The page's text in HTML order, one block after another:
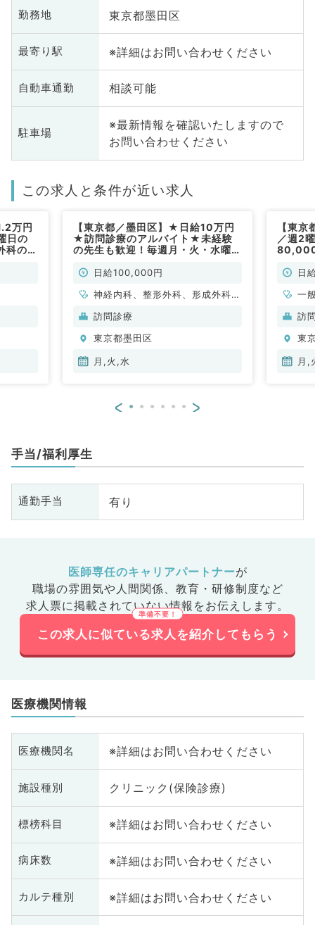
勤務地 東京都墨田区
最寄り駅 ※詳細はお問い合わせください
自動車通勤 相談可能
駐車場
※最新情報を確認いたしますので
お問い合わせください
この求人と条件が近い求人
万円
日の
科の混
【東京都／墨田区】★日給10万円
★訪問診療のアルバイト★未経験
の先生も歓迎！毎週月・火・水曜日
リニック♪（内科系,外科系／非常
日給100,000円
神経内科、整形外科、形成外科、
脳神経外科、呼吸器外科、心臓血
呼吸器内科、消化器内科、内分
泌・代謝内科、腎臓内科、老年内
原病科
訪問診療
東京都墨田区
月,火,水
【東
／週2
80,000
日
一
訪
東
月,
< >
手当/福利厚生
通勤手当 有り
医師専任のキャリアパートナーが
職場の雰囲気や人間関係、 教育・研修制度など
求人票に掲載されていない情報をお伝えします。
この求人に似ている求人を紹介してもらう
医療機関情報
医療機関名 ※詳細はお問い合わせください
施設種別 クリニック(保険診療)
標榜科目 ※詳細はお問い合わせください
病床数 ※詳細はお問い合わせください
カルテ種別 ※詳細はお問い合わせください